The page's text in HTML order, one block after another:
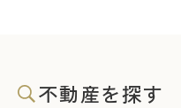
不動産を探す